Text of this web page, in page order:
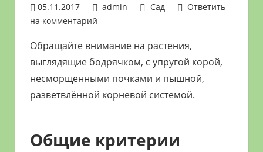
уходу
овощами,
растениями
цветами.
обустройстве
05.11.2017 admin Сад
Ответить
на комментарий
Обращайте внимание на растения,
выглядящие бодрячком, с упругой корой,
несморщенными почками и пышной,
разветвлённой корневой системой.
Общие критерии